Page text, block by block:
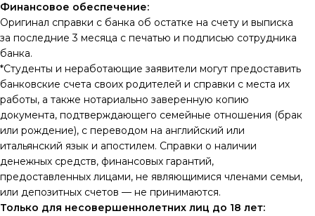
Финансовое обеспечение:
Оригинал справки с банка об остатке на счету и выписка
за последние 3 месяца с печатью и подписью сотрудника
банка.
*Студенты и неработающие заявители могут предоставить
банковские счета своих родителей и справки с места их
работы, а также нотариально заверенную копию
документа, подтверждающего семейные отношения (брак
или рождение), с переводом на английский или
итальянский язык и апостилем. Справки о наличии
денежных средств, финансовых гарантий,
предоставленных лицами, не являющимися членами семьи,
или депозитных счетов — не принимаются.
Только для несовершеннолетних лиц до 18 лет: